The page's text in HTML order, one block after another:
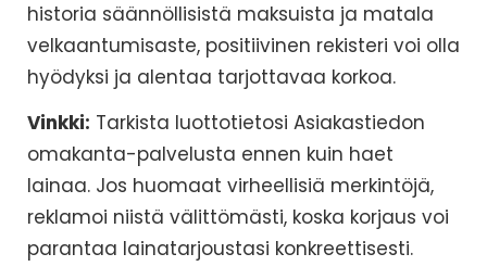
historia säännöllisistä maksuista ja matala
velkaantumisaste, positiivinen rekisteri voi olla
hyödyksi ja alentaa tarjottavaa korkoa.
Vinkki: Tarkista luottotietosi Asiakastiedon
omakanta-palvelusta ennen kuin haet
lainaa. Jos huomaat virheellisiä merkintöjä,
reklamoi niistä välittömästi, koska korjaus voi
parantaa lainatarjoustasi konkreettisesti.